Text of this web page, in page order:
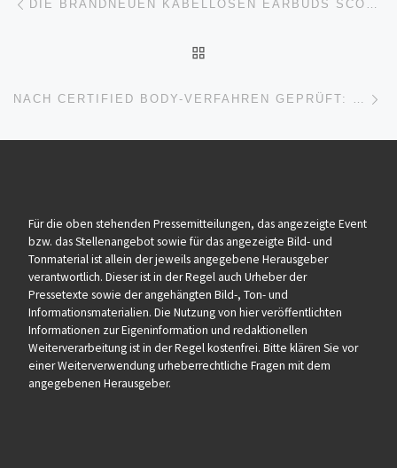
DIE BRANDNEUEN KABELLOSEN EARBUDS SCOUT AIR UND SYN BUDS AIR VON TURTLE BEACH & ROCCAT SIND AB SOFORT ERHÄLTLICH
NACH CERTIFIED BODY-VERFAHREN GEPRÜFT: GEBE DRUCKER SCHON AB WERK AUF WELTWEITE ZIELMÄRKTE VORBEREITET
Für die oben stehenden Pressemitteilungen, das angezeigte Event
bzw. das Stellenangebot sowie für das angezeigte Bild- und
Tonmaterial ist allein der jeweils angegebene Herausgeber
verantwortlich. Dieser ist in der Regel auch Urheber der
Pressetexte sowie der angehängten Bild-, Ton- und
Informationsmaterialien. Die Nutzung von hier veröffentlichten
Informationen zur Eigeninformation und redaktionellen
Weiterverarbeitung ist in der Regel kostenfrei. Bitte klären Sie vor
einer Weiterverwendung urheberrechtliche Fragen mit dem
angegebenen Herausgeber.